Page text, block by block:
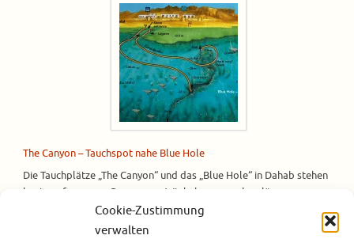
Cookie-Zustimmung
verwalten
The Canyon – Tauchspot nahe Blue Hole
Die Tauchplätze „The Canyon“ und das „Blue Hole“ in Dahab stehen
heute auf unserem Programm. Wir haben uns schon länger
vorgenommen endlich mal in den Sinai zu fahren. Hier gibt es so
viele faszinierende Tauchplätze und dieser erste Trip wird bestimmt